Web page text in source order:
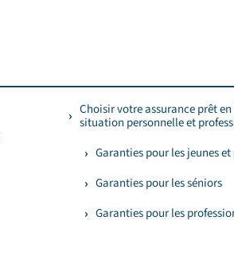
Choisir votre assurance prêt
situation personnelle et
Garanties pour les jeunes
Garanties pour les séniors
Garanties pour les